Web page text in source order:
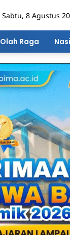
Sabtu, 8 Agustus
Olah Raga